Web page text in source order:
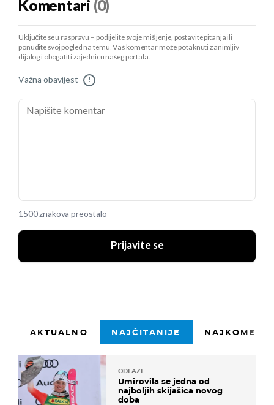
Komentari (0)
Uključite se u raspravu – podijelite svoje mišljenje, postavite pitanja ili
ponudite svoj pogled na temu. Vaš komentar može potaknuti zanimljiv
dijalog i obogatiti zajednicu našeg portala.
Važna obavijest !
1500 znakova preostalo
Prijavite se
AKTUALNO NAJČITANIJE
ODLAZI
Umirovila se jedna od
najboljih skijašica novog
doba